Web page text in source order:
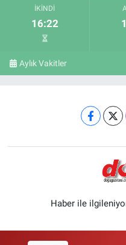
İKINDI
16:22
Aylık Vakitler
Haber ile